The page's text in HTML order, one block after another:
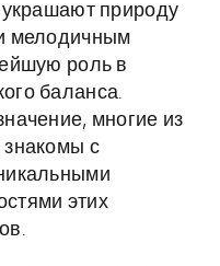
природу
мелодичным
роль в
баланса.
многие из
знакомы с
этих